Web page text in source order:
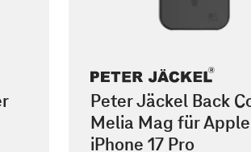
Peter Jäckel Back
Melia Mag für Apple
iPhone 17 Pro